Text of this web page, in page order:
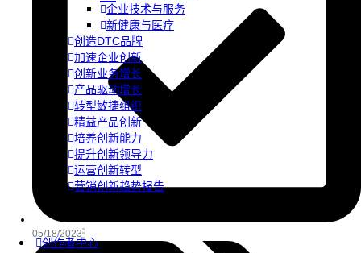
企业技术与服务
新健康与医疗
创造DTC品牌
加速企业创新
创新业务增长
产品驱动增长
转型敏捷组织
精益产品创新
培养创新能力
提升创新领导力
运营创新转型
营销创新趋势报告
创作者中心
05/18/2023